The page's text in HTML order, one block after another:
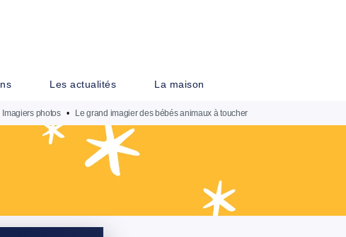
Les actualités La maison
Imagiers photos • Le grand imagier des bébés animaux à toucher